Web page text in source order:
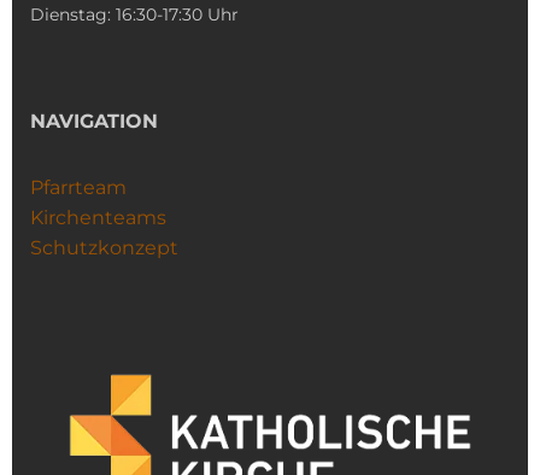
Dienstag: 16:30-17:30 Uhr
NAVIGATION
Pfarrteam
Kirchenteams
Schutzkonzept